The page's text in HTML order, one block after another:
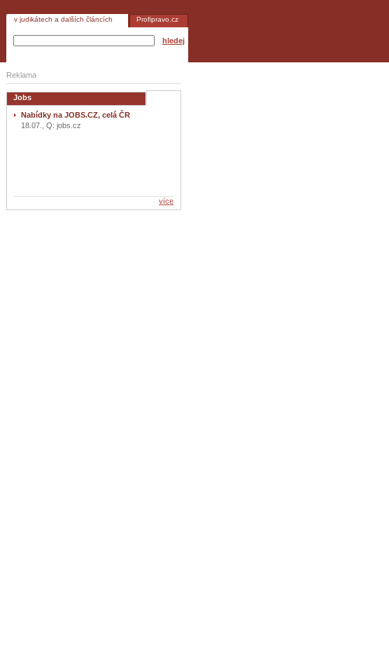
v judikátech a dalších článcích Profipravo.cz
hledej
Reklama
Jobs
Nabídky na JOBS.CZ, celá ČR
18.07., Q: jobs.cz
více